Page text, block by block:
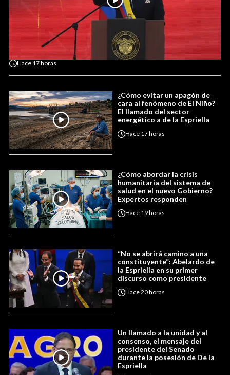
Hace 17 horas
¿Cómo evitar un apagón de
cara al fenómeno de El Niño?
El llamado del sector
energético a de la Espriella
Hace 17 horas
¿Cómo abordar la crisis
humanitaria del sistema de
salud en el nuevo Gobierno?
Expertos responden
Hace 19 horas
“No se abrirá camino a una
constituyente”: Abelardo de
la Espriella en su primer
discurso como presidente
Hace20 horas
Un llamado a la unidad y al
consenso, el mensaje del
presidente del Senado
durante la posesión de De la
Espriella